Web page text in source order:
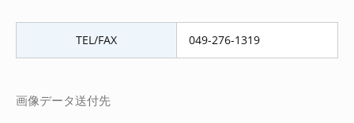
TEL/FAX 049-276-1319
画像データ送付先